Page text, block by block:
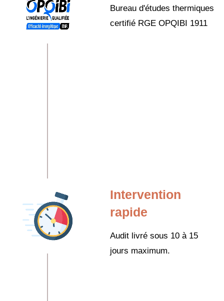
Bureau d'études thermiques
certifié RGE OPQIBI 1911
Intervention
rapide
Audit livré sous 10 à 15
jours maximum.